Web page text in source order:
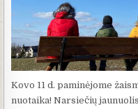
Kovo 11 d. paminėjome
nuotaika! Narsiečių